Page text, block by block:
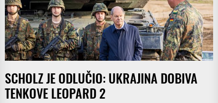
SCHOLZ JE ODLUČIO: UKRAJINA DOBIVA
TENKOVE LEOPARD 2